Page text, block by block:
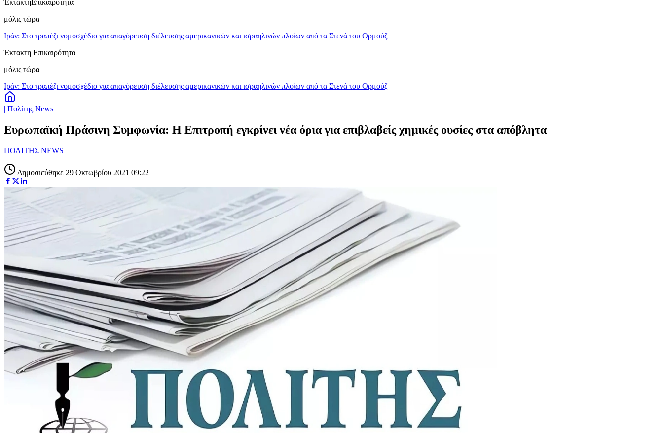
ΈκτακτηΕπικαιρότητα
μόλις τώρα
Ιράν: Στο τραπέζι νομοσχέδιο για απαγόρευση διέλευσης αμερικανικών και ισραηλινών πλοίων από τα Στενά του Ορμούζ
Έκτακτη Επικαιρότητα
μόλις τώρα
Ιράν: Στο τραπέζι νομοσχέδιο για απαγόρευση διέλευσης αμερικανικών και ισραηλινών πλοίων από τα Στενά του Ορμούζ
| Πολίτης News
Ευρωπαϊκή Πράσινη Συμφωνία: Η Επιτροπή εγκρίνει νέα όρια για επιβλαβείς χημικές ουσίες στα απόβλητα
ΠΟΛΙΤΗΣ NEWS
Δημοσιεύθηκε 29 Οκτωβρίου 2021 09:22